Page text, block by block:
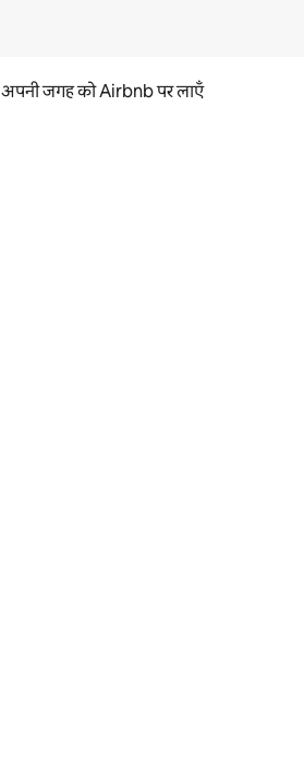
अपनी जगह को Airbnb पर लाएँ